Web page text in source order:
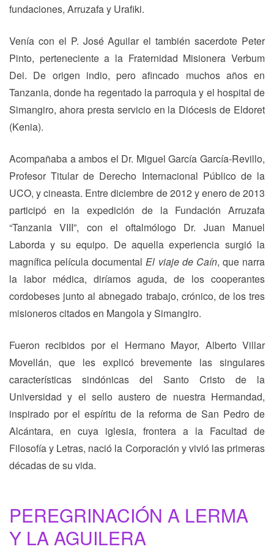
fundaciones, Arruzafa y Urafiki.
Venía con el P. José Aguilar el también sacerdote Peter
Pinto, perteneciente a la Fraternidad Misionera Verbum
Dei. De origen indio, pero afincado muchos años en
Tanzania, donde ha regentado la parroquia y el hospital de
Simangiro, ahora presta servicio en la Diócesis de Eldoret
(Kenia).
Acompañaba a ambos el Dr. Miguel García García-Revillo,
Profesor Titular de Derecho Internacional Público de la
UCO, y cineasta. Entre diciembre de 2012 y enero de 2013
participó en la expedición de la Fundación Arruzafa
“Tanzania VIII”, con el oftalmólogo Dr. Juan Manuel
Laborda y su equipo. De aquella experiencia surgió la
magnífica película documentalEl viaje de Caín, que narra
la labor médica, diríamos aguda, de los cooperantes
cordobeses junto al abnegado trabajo, crónico, de los tres
misioneros citados en Mangola y Simangiro.
Fueron recibidos por el Hermano Mayor, Alberto Villar
Movellán, que les explicó brevemente las singulares
características sindónicas del Santo Cristo de la
Universidad y el sello austero de nuestra Hermandad,
inspirado por el espíritu de la reforma de San Pedro de
Alcántara, en cuya iglesia, frontera a la Facultad de
Filosofía y Letras, nació la Corporación y vivió las primeras
décadas de su vida.
PEREGRINACIÓN A LERMA
Y LA AGUILERA